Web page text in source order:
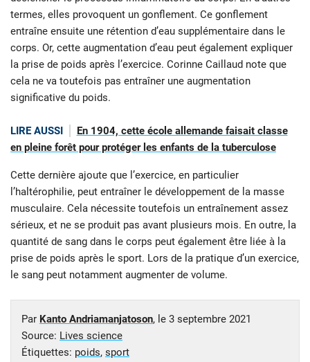
termes, elles provoquent un gonflement. Ce gonflement
entraîne ensuite une rétention d’eau supplémentaire dans le
corps. Or, cette augmentation d’eau peut également expliquer
la prise de poids après l’exercice. Corinne Caillaud note que
cela ne va toutefois pas entraîner une augmentation
significative du poids.
LIRE AUSSI
En 1904, cette école allemande faisait classe
en pleine forêt pour protéger les enfants de la tuberculose
Cette dernière ajoute que l’exercice, en particulier
l’haltérophilie, peut entraîner le développement de la masse
musculaire. Cela nécessite toutefois un entraînement assez
sérieux, et ne se produit pas avant plusieurs mois. En outre, la
quantité de sang dans le corps peut également être liée à la
prise de poids après le sport. Lors de la pratique d’un exercice,
le sang peut notamment augmenter de volume.
Par Kanto Andriamanjatoson, le 3 septembre 2021
Source: Lives science
Étiquettes: poids, sport